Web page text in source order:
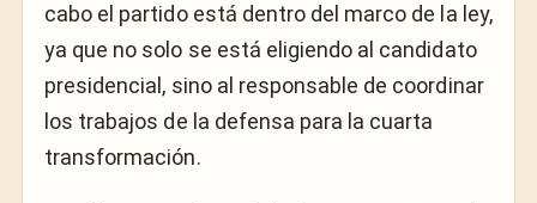
cabo el partido está dentro del marco de la ley,
ya que no solo se está eligiendo al candidato
presidencial, sino al responsable de coordinar
los trabajos de la defensa para la cuarta
transformación.